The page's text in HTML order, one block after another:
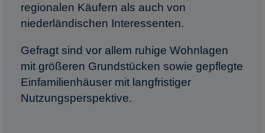
regionalen Käufern als auch von
niederländischen Interessenten.
Gefragt sind vor allem ruhige Wohnlagen
mit größeren Grundstücken sowie gepflegte
Einfamilienhäuser mit langfristiger
Nutzungsperspektive.